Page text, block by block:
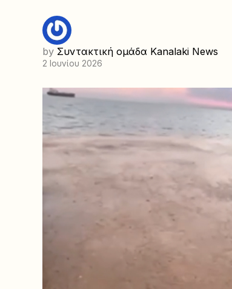
by Συντακτική ομάδα Kanalaki News
2 Ιουνίου 2026